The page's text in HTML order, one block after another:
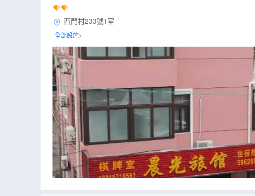
西門村233號1室
全部設施>